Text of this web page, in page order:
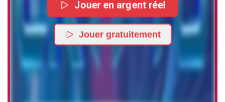
Jouer en argent réel
Jouer gratuitement